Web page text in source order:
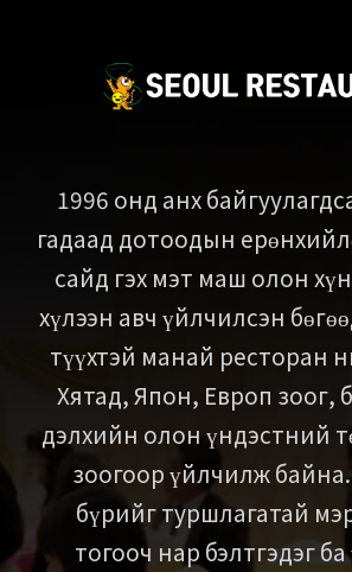
1996 онд анх
гадаад дотоодын
сайд гэх мэт маш олон
хүлээн авч үйлчилсэн
түүхтэй манай ресторан
Хятад, Япон, Европ зоог,
дэлхийн олон үндэстний
зоогоор үйлчилж
бүрийг туршлагатай
тогооч нар бэлтгэдэг